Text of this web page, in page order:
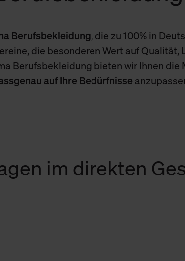
Berufsbekleidung, die zu 100% in
die besonderen Wert auf
Berufsbekleidung bieten wir Ihnen die
auf Ihre Bedürfnisse
im direkten